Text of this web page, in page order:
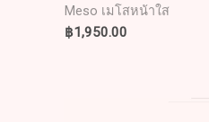
Meso เมโสหน้าใส
฿1,950.00